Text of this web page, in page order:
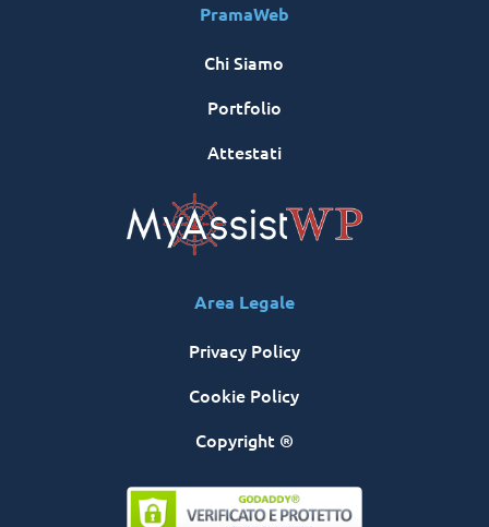
PramaWeb
Chi Siamo
Portfolio
Attestati
Area Legale
Privacy Policy
Cookie Policy
Copyright ®